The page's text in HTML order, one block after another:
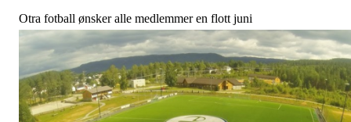
Otra fotball ønsker alle medlemmer en flott juni